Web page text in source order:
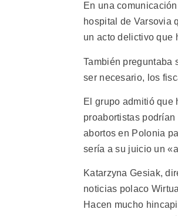
En una
hospital de Varsovia
un acto delictivo que
También preguntaba
ser necesario, los
El grupo admitió que
proabortistas
abortos en Polonia
sería a su juicio un
Katarzyna Gesiak,
noticias polaco
Hacen mucho